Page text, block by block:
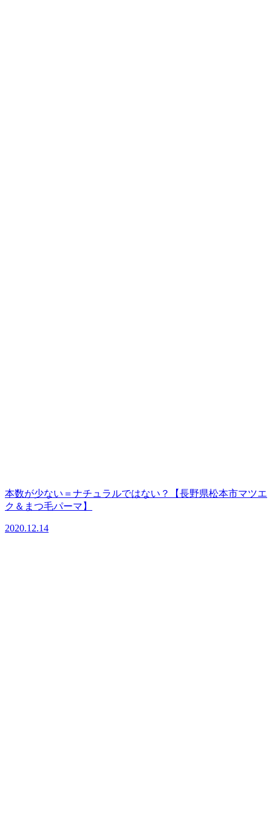
本数が少ない＝ナチュラルではない？【長野県松本市マツエ
ク＆まつ毛パーマ】
2020.12.14